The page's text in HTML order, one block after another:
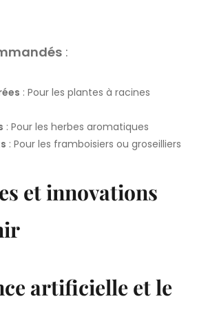
:
: Pour les plantes à racines
: Pour les herbes aromatiques
: Pour les framboisiers ou groseilliers
et innovations
artificielle et le